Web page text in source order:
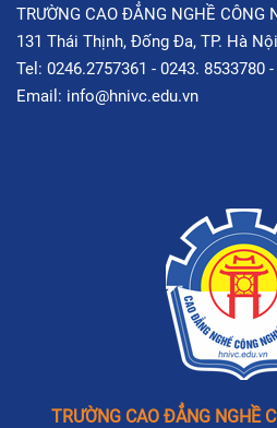
TRƯỜNG CAO ĐẲNG NGHỀ CÔNG
131 Thái Thịnh, Đống Đa, TP. Hà Nội
Tel: 0246.2757361 - 0243. 8533780
Email: info@hnivc.edu.vn
TRƯỜNG CAO ĐẲNG NGHỀ